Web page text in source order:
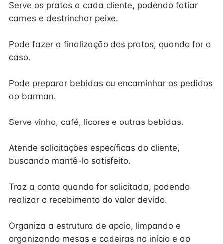
Serve os pratos a cada cliente, podendo fatiar
carnes e destrinchar peixe.
Pode fazer a finalização dos pratos, quando for o
caso.
Pode preparar bebidas ou encaminhar os pedidos
ao barman.
Serve vinho, café, licores e outras bebidas.
Atende solicitações específicas do cliente,
buscando mantê-lo satisfeito.
Traz a conta quando for solicitada, podendo
realizar o recebimento do valor devido.
Organiza a estrutura de apoio, limpando e
organizando mesas e cadeiras no início e ao